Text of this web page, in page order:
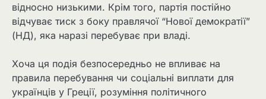
відносно низькими. Крім того, партія постійно
відчуває тиск з боку правлячої “Нової демократії”
(НД), яка наразі перебуває при владі.
Хоча ця подія безпосередньо не впливає на
правила перебування чи соціальні виплати для
українців у Греції, розуміння політичного